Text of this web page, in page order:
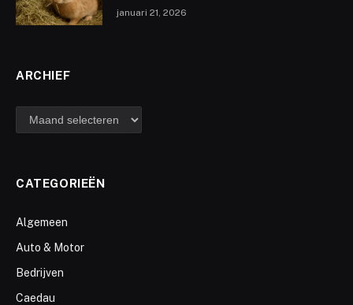
januari 21, 2026
ARCHIEF
archief
CATEGORIEËN
Algemeen
Auto & Motor
Bedrijven
Caedau